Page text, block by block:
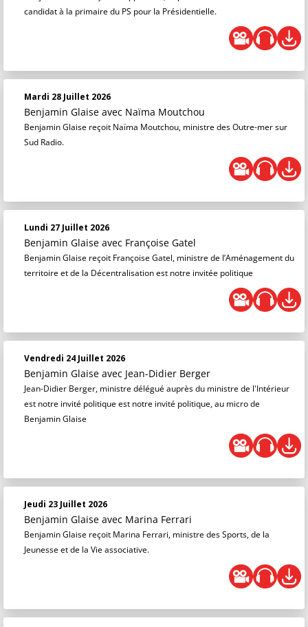
candidat à la primaire du PS pour la Présidentielle.
Mardi 28 Juillet 2026
Benjamin Glaise avec Naïma Moutchou
Benjamin Glaise reçoit Naïma Moutchou, ministre des Outre-mer sur
Sud Radio.
Lundi 27 Juillet 2026
Benjamin Glaise avec Françoise Gatel
Benjamin Glaise reçoit Françoise Gatel, ministre de l’Aménagement du
territoire et de la Décentralisation est notre invitée politique
Vendredi 24 Juillet 2026
Benjamin Glaise avec Jean-Didier Berger
Jean-Didier Berger, ministre délégué auprès du ministre de l'Intérieur
est notre invité politique est notre invité politique, au micro de
Benjamin Glaise
Jeudi 23 Juillet 2026
Benjamin Glaise avec Marina Ferrari
Benjamin Glaise reçoit Marina Ferrari, ministre des Sports, de la
Jeunesse et de la Vie associative.